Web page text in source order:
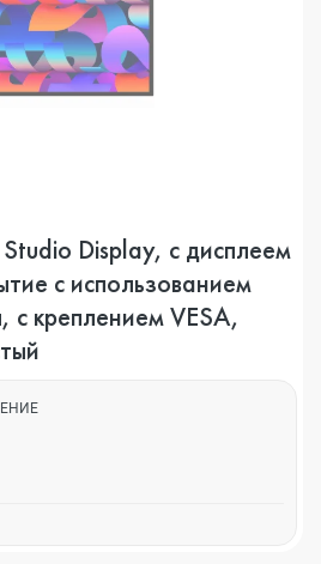
Display, с дисплеем
с использованием
с креплением VESA,